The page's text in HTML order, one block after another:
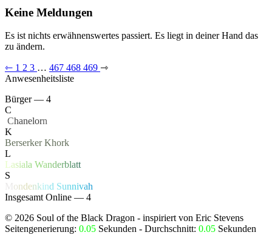
Keine Meldungen
Es ist nichts erwähnenswertes passiert. Es liegt in deiner Hand das
zu ändern.
⇽ 1 2 3 … 467 468 469 ⇾
Anwesenheitsliste
Bürger — 4
C
Chanelorn
K
BerserkerKhork
L
Lasiala Wanderblatt
S
ondenkind Sunnivah
Insgesamt Online — 4
© 2026 Soul of the Black Dragon - inspiriert von Eric Stevens
Seitengenerierung: 0.05 Sekunden - Durchschnitt: 0.05 Sekunden